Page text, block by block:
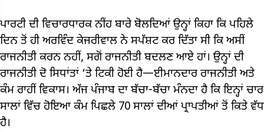
ਪਾਰਟੀ ਦੀ ਵਿਚਾਰਧਾਰਕ ਨੀਂਹ ਬਾਰੇ ਬੋਲਦਿਆਂ ਉਨ੍ਹਾਂ ਕਿਹਾ ਕਿ ਪਹਿਲੇ
ਦਿਨ ਤੋਂ ਹੀ ਅਰਵਿੰਦ ਕੇਜਰੀਵਾਲ ਨੇ ਸਪੱਸ਼ਟ ਕਰ ਦਿੱਤਾ ਸੀ ਕਿ ਅਸੀਂ
ਰਾਜਨੀਤੀ ਕਰਨ ਨਹੀਂ, ਸਗੋਂ ਰਾਜਨੀਤੀ ਬਦਲਣ ਆਏ ਹਾਂ। ਉਨ੍ਹਾਂ ਦੀ
ਰਾਜਨੀਤੀ ਦੋ ਸਿਧਾਂਤਾਂ ‘ਤੇ ਟਿਕੀ ਹੋਈ ਹੈ—ਈਮਾਨਦਾਰ ਰਾਜਨੀਤੀ ਅਤੇ
ਕੰਮ ਰਾਹੀਂ ਵਿਕਾਸ। ਅੱਜ ਪੰਜਾਬ ਦਾ ਬੱਚਾ-ਬੱਚਾ ਮੰਨਦਾ ਹੈ ਕਿ ਇਨ੍ਹਾਂ ਚਾਰ
ਸਾਲਾਂ ਵਿੱਚ ਹੋਇਆ ਕੰਮ ਪਿਛਲੇ 70 ਸਾਲਾਂ ਦੀਆਂ ਪ੍ਰਾਪਤੀਆਂ ਤੋਂ ਕਿਤੇ ਵੱਧ
ਹੈ।